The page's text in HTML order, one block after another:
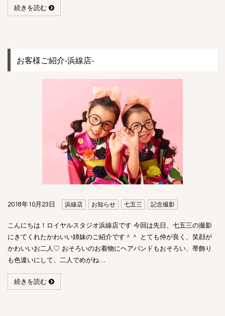
続きを読む
お客様ご紹介-浜線店-
2018年10月23日 浜線店 お知らせ 七五三 記念撮影
こんにちは！ロイヤルスタジオ浜線店です 今回は先日、七五三の撮影
にきてくれたかわいい姉妹のご紹介です＾＾ とても仲が良く、笑顔が
かわいいお二人♡ おそろいのお着物にヘアバンドもおそろい、帯飾り
も色違いにして、二人でめがね…
続きを読む